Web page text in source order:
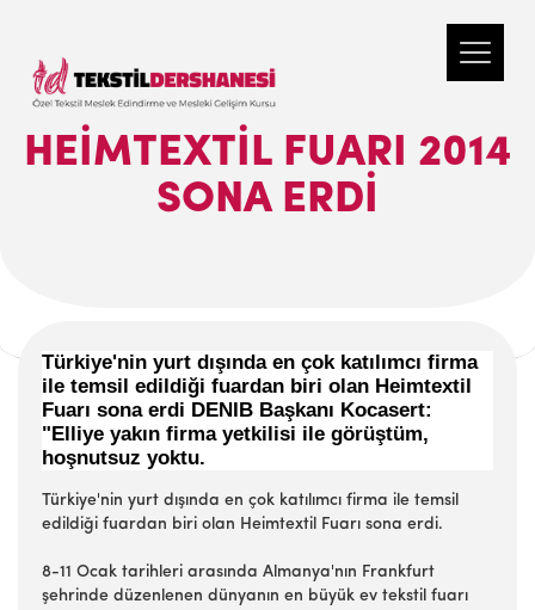
HEIMTEXTIL FUARI 2014
SONA ERDI
Türkiye'nin yurt dışında en çok katılımcı firma
ile temsil edildiği fuardan biri olan Heimtextil
Fuarı sona erdi DENIB Başkanı Kocasert:
"Elliye yakın firma yetkilisi ile görüştüm,
hoşnutsuz yoktu.
Türkiye'nin yurt dışında en çok katılımcı firma ile temsil
edildiği fuardan biri olan Heimtextil Fuarı sona erdi.
8-11 Ocak tarihleri arasında Almanya'nın Frankfurt
şehrinde düzenlenen dünyanın en büyük ev tekstil fuarı